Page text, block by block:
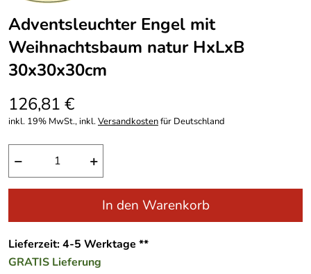
Adventsleuchter Engel mit
Weihnachtsbaum natur HxLxB
30x30x30cm
126,81 €
inkl. 19% MwSt., inkl.Versandkostenfür Deutschland
− +
In den Warenkorb
Lieferzeit: 4-5 Werktage **
GRATIS Lieferung